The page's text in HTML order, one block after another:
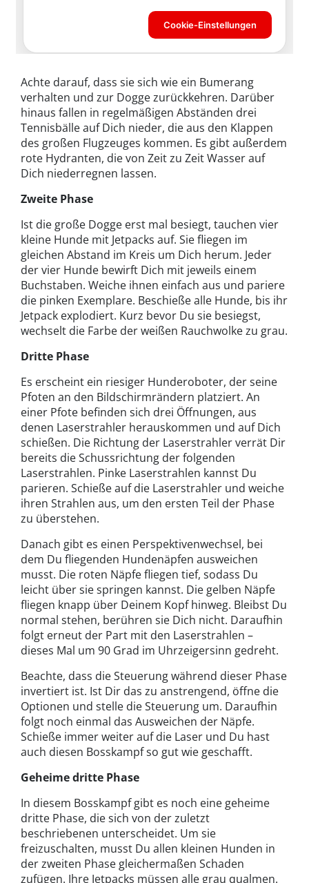
Achte darauf, dass sie sich wie ein Bumerang
verhalten und zur Dogge zurückkehren. Darüber
hinaus fallen in regelmäßigen Abständen drei
Tennisbälle auf Dich nieder, die aus den Klappen
des großen Flugzeuges kommen. Es gibt außerdem
rote Hydranten, die von Zeit zu Zeit Wasser auf
Dich niederregnen lassen.
Zweite Phase
Ist die große Dogge erst mal besiegt, tauchen vier
kleine Hunde mit Jetpacks auf. Sie fliegen im
gleichen Abstand im Kreis um Dich herum. Jeder
der vier Hunde bewirft Dich mit jeweils einem
Buchstaben. Weiche ihnen einfach aus und pariere
die pinken Exemplare. Beschieße alle Hunde, bis ihr
Jetpack explodiert. Kurz bevor Du sie besiegst,
wechselt die Farbe der weißen Rauchwolke zu grau.
Dritte Phase
Es erscheint ein riesiger Hunderoboter, der seine
Pfoten an den Bildschirmrändern platziert. An
einer Pfote befinden sich drei Öffnungen, aus
denen Laserstrahler herauskommen und auf Dich
schießen. Die Richtung der Laserstrahler verrät Dir
bereits die Schussrichtung der folgenden
Laserstrahlen. Pinke Laserstrahlen kannst Du
parieren. Schieße auf die Laserstrahler und weiche
ihren Strahlen aus, um den ersten Teil der Phase
zu überstehen.
Danach gibt es einen Perspektivenwechsel, bei
dem Du fliegenden Hundenäpfen ausweichen
musst. Die roten Näpfe fliegen tief, sodass Du
leicht über sie springen kannst. Die gelben Näpfe
fliegen knapp über Deinem Kopf hinweg. Bleibst Du
normal stehen, berühren sie Dich nicht. Daraufhin
folgt erneut der Part mit den Laserstrahlen –
dieses Mal um 90 Grad im Uhrzeigersinn gedreht.
Beachte, dass die Steuerung während dieser Phase
invertiert ist. Ist Dir das zu anstrengend, öffne die
Optionen und stelle die Steuerung um. Daraufhin
folgt noch einmal das Ausweichen der Näpfe.
Schieße immer weiter auf die Laser und Du hast
auch diesen Bosskampf so gut wie geschafft.
Geheime dritte Phase
In diesem Bosskampf gibt es noch eine geheime
dritte Phase, die sich von der zuletzt
beschriebenen unterscheidet. Um sie
freizuschalten, musst Du allen kleinen Hunden in
der zweiten Phase gleichermaßen Schaden
zufügen. Ihre Jetpacks müssen alle grau qualmen.